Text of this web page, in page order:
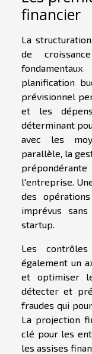
financier
La
de
planification
prévisionnel
et les
déterminant
avec les
parallèle, la
l'entreprise.
des
imprévus
startup.
Les
également un
et optimiser
détecter et
fraudes qui
La projection
clé pour les
les assises